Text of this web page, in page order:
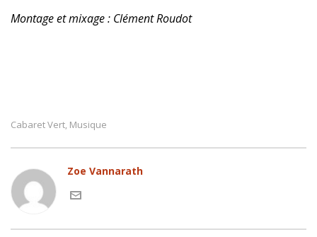
Montage et mixage : Clément Roudot
Cabaret Vert, Musique
Zoe Vannarath